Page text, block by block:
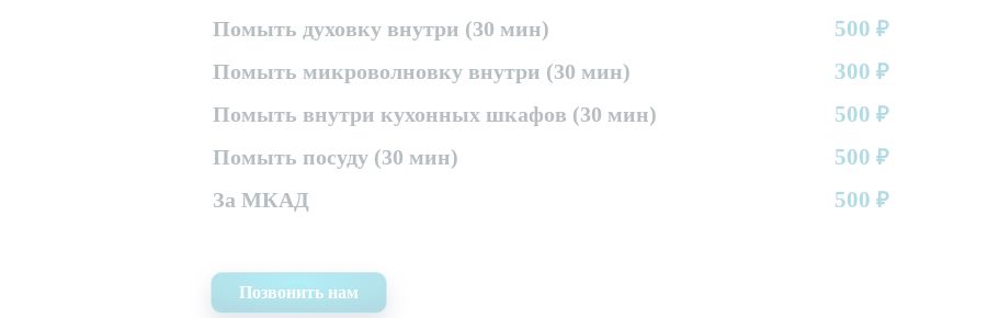
Помыть духовку внутри (30 мин)
500 ₽
Помыть микроволновку внутри (30 мин)
300 ₽
Помыть внутри кухонных шкафов (30 мин)
500 ₽
Помыть посуду (30 мин)
500 ₽
За МКАД
500 ₽
Позвонить нам